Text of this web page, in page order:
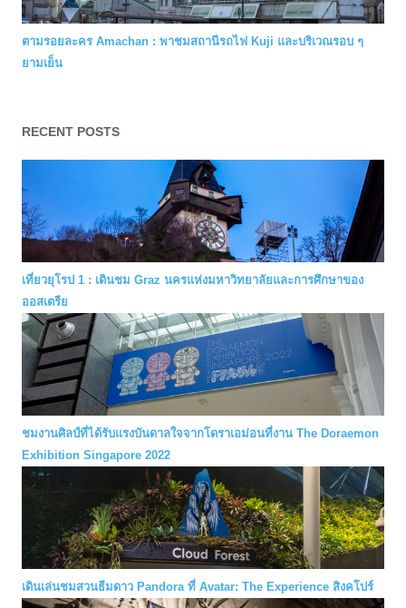
ตามรอยละคร Amachan : พาชมสถานีรถไฟ Kuji และบริเวณรอบ ๆ
ยามเย็น
RECENT POSTS
เที่ยวยุโรป 1 : เดินชม Graz นครแห่งมหาวิทยาลัยและการศึกษาของ
ออสเตรีย
ชมงานศิลป์ที่ได้รับแรงบันดาลใจจากโดราเอม่อนที่งาน The Doraemon
Exhibition Singapore 2022
เดินเล่นชมสวนธีมดาว Pandora ที่ Avatar: The Experience สิงคโปร์